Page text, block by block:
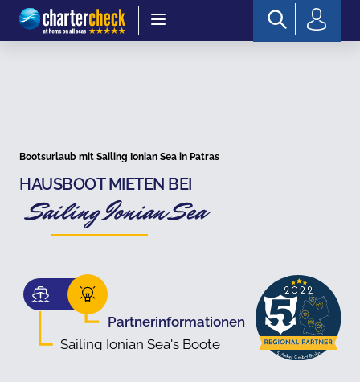
Chartercheck
Bootsurlaub mit Sailing Ionian Sea in Patras
HAUSBOOT MIETEN BEI
Sailing Ionian Sea
Partnerinformationen
Sailing Ionian Sea's Boote